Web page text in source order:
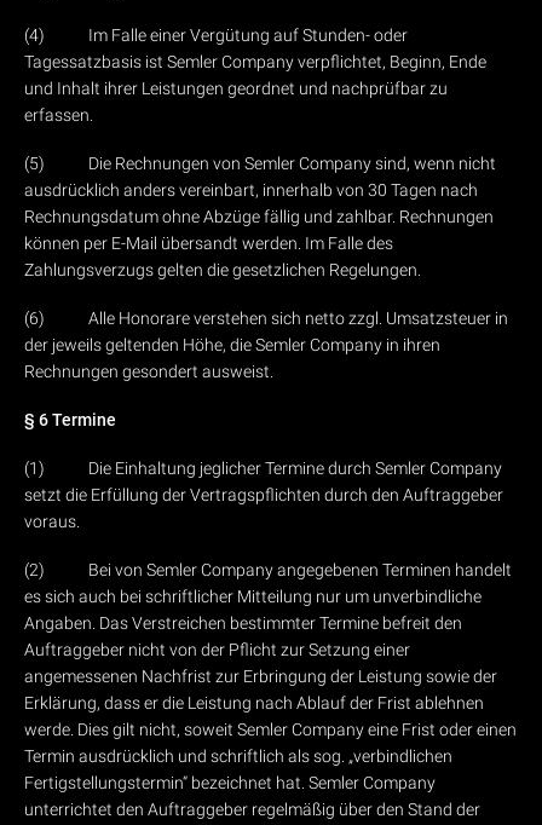
(4) Im Falle einer Vergütung auf Stunden- oder
Tagessatzbasis ist Semler Company verpflichtet, Beginn, Ende
und Inhalt ihrer Leistungen geordnet und nachprüfbar zu
erfassen.
(5) Die Rechnungen von Semler Company sind, wenn nicht
ausdrücklich anders vereinbart, innerhalb von 30 Tagen nach
Rechnungsdatum ohne Abzüge fällig und zahlbar. Rechnungen
können per E-Mail übersandt werden. Im Falle des
Zahlungsverzugs gelten die gesetzlichen Regelungen.
(6) Alle Honorare verstehen sich netto zzgl. Umsatzsteuer in
der jeweils geltenden Höhe, die Semler Company in ihren
Rechnungen gesondert ausweist.
§ 6 Termine
(1) Die Einhaltung jeglicher Termine durch Semler Company
setzt die Erfüllung der Vertragspflichten durch den Auftraggeber
voraus.
(2) Bei von Semler Company angegebenen Terminen handelt
es sich auch bei schriftlicher Mitteilung nur um unverbindliche
Angaben. Das Verstreichen bestimmter Termine befreit den
Auftraggeber nicht von der Pflicht zur Setzung einer
angemessenen Nachfrist zur Erbringung der Leistung sowie der
Erklärung, dass er die Leistung nach Ablauf der Frist ablehnen
werde. Dies gilt nicht, soweit Semler Company eine Frist oder einen
Termin ausdrücklich und schriftlich als sog. „verbindlichen
Fertigstellungstermin“ bezeichnet hat. Semler Company
unterrichtet den Auftraggeber regelmäßig über den Stand der